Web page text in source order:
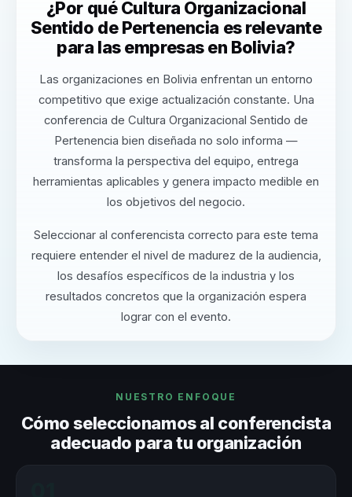
¿Por qué Cultura Organizacional
Sentido de Pertenencia es relevante
para las empresas en Bolivia?
Las organizaciones en Bolivia enfrentan un entorno
competitivo que exige actualización constante. Una
conferencia de Cultura Organizacional Sentido de
Pertenencia bien diseñada no solo informa —
transforma la perspectiva del equipo, entrega
herramientas aplicables y genera impacto medible en
los objetivos del negocio.
Seleccionar al conferencista correcto para este tema
requiere entender el nivel de madurez de la audiencia,
los desafíos específicos de la industria y los
resultados concretos que la organización espera
lograr con el evento.
NUESTRO ENFOQUE
Cómo seleccionamos al conferencista
adecuado para tu organización